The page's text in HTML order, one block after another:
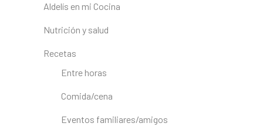
Aldelís en mi Cocina
Nutrición y salud
Recetas
Entre horas
Comida/cena
Eventos familiares/amigos